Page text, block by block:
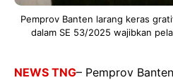
Pemprov Banten larang keras
dalam SE 53/2025 wajibkan
NEWS TNG– Pemprov